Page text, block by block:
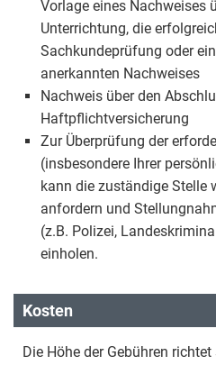
Vorlage eines Nachweises
Unterrichtung, die
Sachkundeprüfung oder
anerkannten Nachweises
Nachweis über den
Haftpflichtversicherung
Zur Überprüfung der
(insbesondere Ihrer
kann die zuständige Stelle
anfordern und
(z.B. Polizei,
einholen.
Kosten
Die Höhe der Gebühren